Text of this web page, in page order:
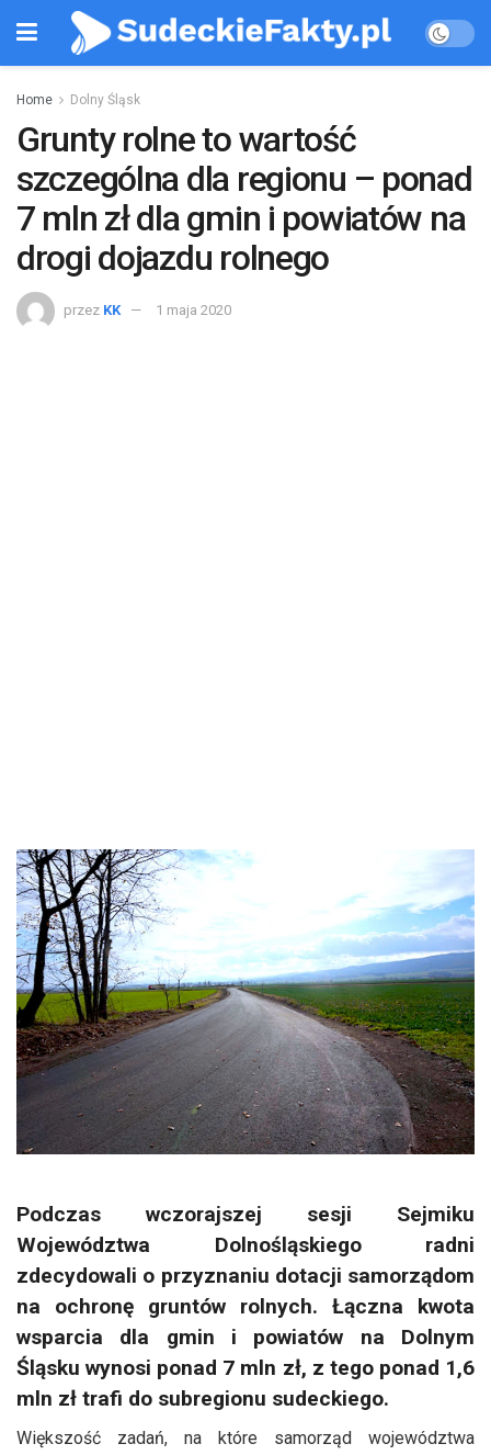
Home Dolny Śląsk
Grunty rolne to wartość
szczególna dla regionu – ponad
7 mln zł dla gmin i powiatów na
drogi dojazdu rolnego
przez KK 1 maja 2020
Podczas wczorajszej sesji Sejmiku
Województwa Dolnośląskiego radni
zdecydowali o przyznaniu dotacji samorządom
na ochronę gruntów rolnych. Łączna kwota
wsparcia dla gmin i powiatów na Dolnym
Śląsku wynosi ponad 7 mln zł, z tego ponad 1,6
mln zł trafi do subregionu sudeckiego.
Większość zadań, na które samorząd województwa